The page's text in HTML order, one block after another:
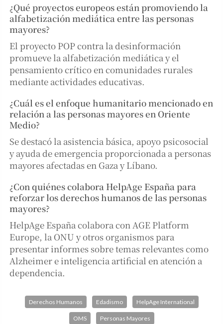
¿Qué proyectos europeos están promoviendo la
alfabetización mediática entre las personas
mayores?
El proyecto POP contra la desinformación
promueve la alfabetización mediática y el
pensamiento crítico en comunidades rurales
mediante actividades educativas.
¿Cuál es el enfoque humanitario mencionado en
relación a las personas mayores en Oriente
Medio?
Se destacó la asistencia básica, apoyo psicosocial
y ayuda de emergencia proporcionada a personas
mayores afectadas en Gaza y Líbano.
¿Con quiénes colabora HelpAge España para
reforzar los derechos humanos de las personas
mayores?
HelpAge España colabora con AGE Platform
Europe, la ONU y otros organismos para
presentar informes sobre temas relevantes como
Alzheimer e inteligencia artificial en atención a
dependencia.
Derechos Humanos Edadismo HelpAge International
OMS Personas Mayores